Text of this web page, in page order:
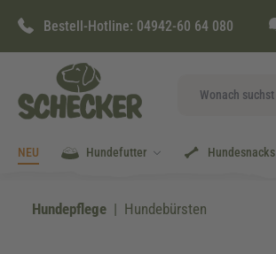
Zur Hauptnavigation springen
Bestell-Hotline: 04942-60 64 080
NEU Hundefutter Hundesnacks
Hundepflege Hundebürsten